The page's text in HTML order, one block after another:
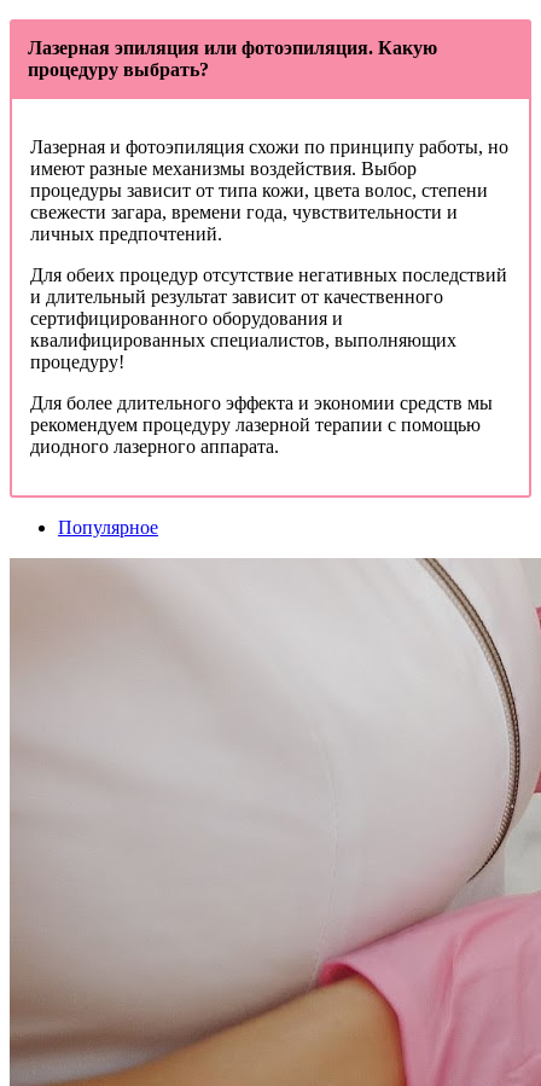
Лазерная эпиляция или фотоэпиляция. Какую
процедуру выбрать?
Лазерная и фотоэпиляция схожи по принципу работы, но
имеют разные механизмы воздействия. Выбор
процедуры зависит от типа кожи, цвета волос, степени
свежести загара, времени года, чувствительности и
личных предпочтений.
Для обеих процедур отсутствие негативных последствий
и длительный результат зависит от качественного
сертифицированного оборудования и
квалифицированных специалистов, выполняющих
процедуру!
Для более длительного эффекта и экономии средств мы
рекомендуем процедуру лазерной терапии с помощью
диодного лазерного аппарата.
Популярное